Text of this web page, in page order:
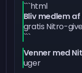
```html
Bliv medlem
gratis Nitro-
```
Venner med
uger